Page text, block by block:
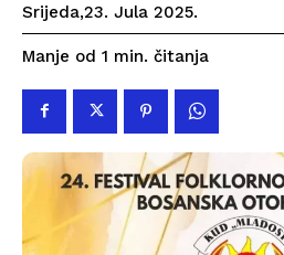
Srijeda,23. Jula 2025.
Manje od 1 min. čitanja